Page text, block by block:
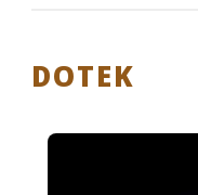
DOTEK